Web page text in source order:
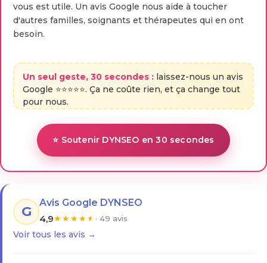
vous est utile. Un avis Google nous aide à toucher
d'autres familles, soignants et thérapeutes qui en ont
besoin.
Un seul geste, 30 secondes : laissez-nous un avis
Google ⭐⭐⭐⭐⭐. Ça ne coûte rien, et ça change tout
pour nous.
⭐ Soutenir DYNSEO en 30 secondes
G
Avis Google DYNSEO
4,9★★★★★ · 49 avis
Voir tous les avis →